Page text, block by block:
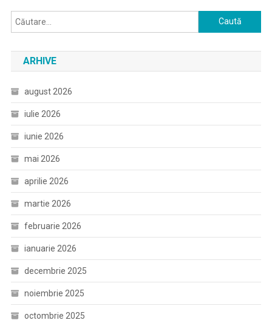
Caută
după:
ARHIVE
august 2026
iulie 2026
iunie 2026
mai 2026
aprilie 2026
martie 2026
februarie 2026
ianuarie 2026
decembrie 2025
noiembrie 2025
octombrie 2025